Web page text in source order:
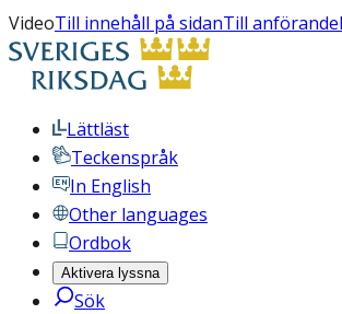
VideoTill innehåll på sidanTill
Lättläst
Teckenspråk
In English
Other languages
Ordbok
Aktivera lyssna
Sök